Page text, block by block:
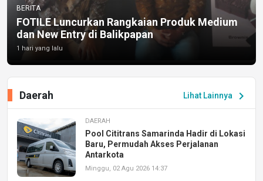
BERITA
FOTILE Luncurkan Rangkaian Produk Medium
dan New Entry di Balikpapan
1 hari yang lalu
Lihat Lainnya chevron_right
Daerah
DAERAH
Pool Cititrans Samarinda Hadir di Lokasi
Baru, Permudah Akses Perjalanan
Antarkota
Minggu, 02 Agu 2026 14:37